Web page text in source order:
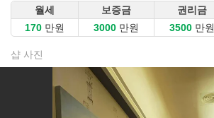
월세
보증금 권리금
만원
만원 만원
샵 사진